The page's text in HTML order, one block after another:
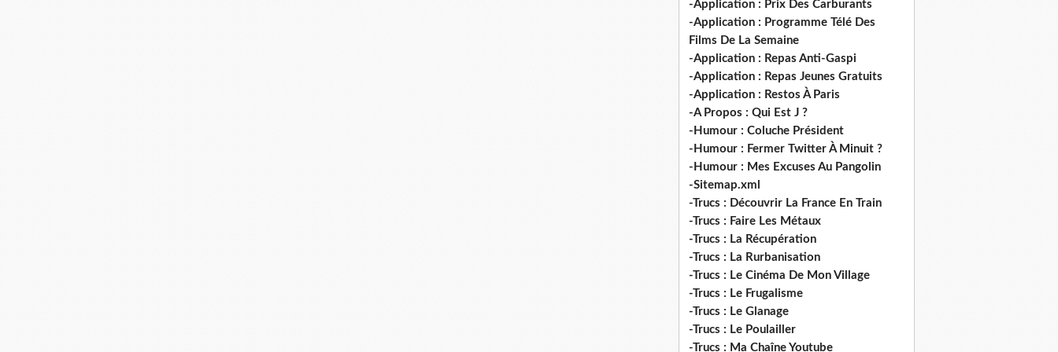
-Application : Prix Des Carburants
-Application : Programme Télé Des
Films De La Semaine
-Application : Repas Anti-Gaspi
-Application : Repas Jeunes Gratuits
-Application : Restos À Paris
-A Propos : Qui Est J ?
-Humour : Coluche Président
-Humour : Fermer Twitter À Minuit ?
-Humour : Mes Excuses Au Pangolin
-Sitemap.xml
-Trucs : Découvrir La France En Train
-Trucs : Faire Les Métaux
-Trucs : La Récupération
-Trucs : La Rurbanisation
-Trucs : Le Cinéma De Mon Village
-Trucs : Le Frugalisme
-Trucs : Le Glanage
-Trucs : Le Poulailler
-Trucs : Ma Chaîne Youtube